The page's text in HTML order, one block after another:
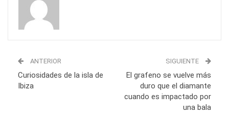
ANTERIOR
Curiosidades de la isla de
Ibiza
SIGUIENTE
El grafeno se vuelve más
duro que el diamante
cuando es impactado por
una bala